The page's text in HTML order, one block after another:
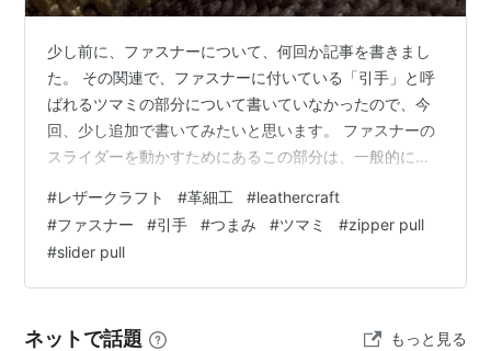
少し前に、ファスナーについて、何回か記事を書きまし
た。 その関連で、ファスナーに付いている「引手」と呼
ばれるツマミの部分について書いていなかったので、今
回、少し追加で書いてみたいと思います。 ファスナーの
スライダーを動かすためにあるこの部分は、一般的には
ょうか。 「ツマミ」とか、「ファスナープル」など、
色々な呼び名があるようです。 とりあえず、この記事で
は、「引手」と書くことにします。 ファスナーには、殆
どの場合、購入時から、この「引手」が付いています。
が付いていることが多いですね。 逆…
#レザークラフト #革細工 #leathercraft
#ファスナー #引手 #つまみ #ツマミ #zipper pull
#slider pull
ネットで話題 もっと見る